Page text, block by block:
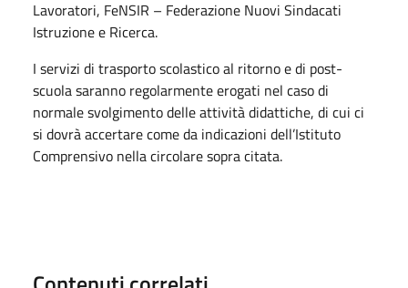
Lavoratori, FeNSIR – Federazione Nuovi Sindacati
Istruzione e Ricerca.
I servizi di trasporto scolastico al ritorno e di post-
scuola saranno regolarmente erogati nel caso di
normale svolgimento delle attività didattiche, di cui ci
si dovrà accertare come da indicazioni dell’Istituto
Comprensivo nella circolare sopra citata.